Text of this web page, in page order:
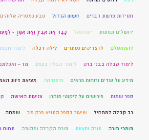
חסידות פרשת דברים חשוון הגדול טבע גמטריה אלוהים
ירושלים תמונות ישמעאל כַּבֵּד אֶת אָבִיךָ וְאֶת אִמֶּךָ - לְמַעַן
להתאסלם לו צדיקים נסתרים לילה דכלה לימוד
לימוד קבלה בבני ברק לימוד קבלה בצפת מז –
מידע על שדים ורוחות פראים מיסטיקה מציאת זיווג
ספר שמות פירושים על ליקוטי מוהרן צניעות האישה
רב קבלה למתחיל שיעור בספר התניא פרק מב שמחה
תומכי תורה תורה ומצוות תורת הקבלה ומהותה תחום